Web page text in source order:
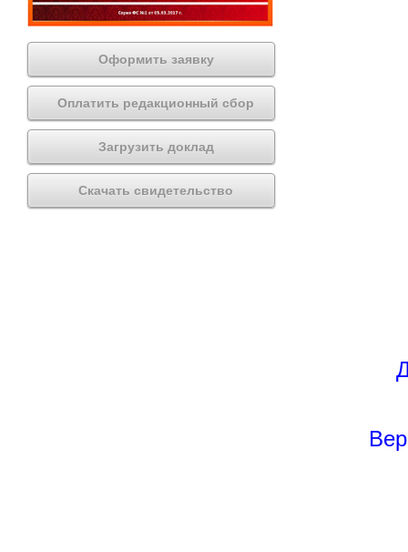
Оформить заявку
Оплатить редакционный сбор
Загрузить доклад
Скачать свидетельство